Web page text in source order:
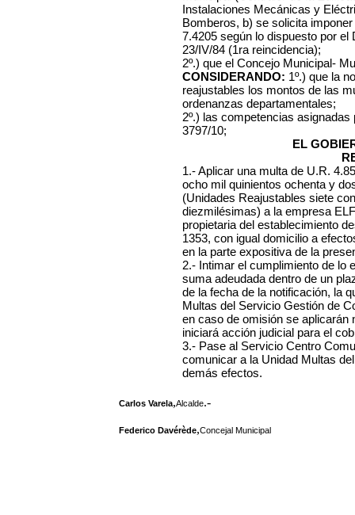
Instalaciones Mecánicas y
Bomberos, b) se solicita
7.4205 según lo dispuesto por el
23/IV/84 (1ra reincidencia);
2º.) que el Concejo Municipal-
CONSIDERANDO: 1º.) que la
reajustables los montos de las
ordenanzas departamentales;
2º.) las competencias
3797/10;
EL
1.- Aplicar una multa de U.R.
ocho mil quinientos ochenta y
(Unidades Reajustables siete
diezmilésimas) a la empresa
propietaria del establecimiento
1353, con igual domicilio a
en la parte expositiva de la
2.- Intimar el cumplimiento de lo
suma adeudada dentro de un
de la fecha de la notificación, la
Multas del Servicio Gestión de
en caso de omisión se
iniciará acción judicial para el
3.- Pase al Servicio Centro
comunicar a la Unidad Multas
demás efectos.
Carlos Varela,Alcalde.-
Federico Davérède,Concejal Municipal